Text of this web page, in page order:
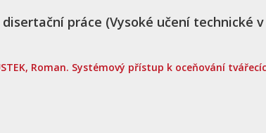
práce (Vysoké učení technické
Roman. Systémový přístup k oceňování